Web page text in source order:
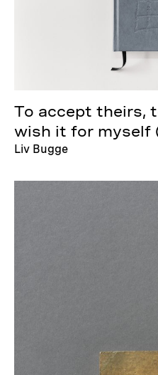
To accept theirs,
wish it for myself
Liv Bugge